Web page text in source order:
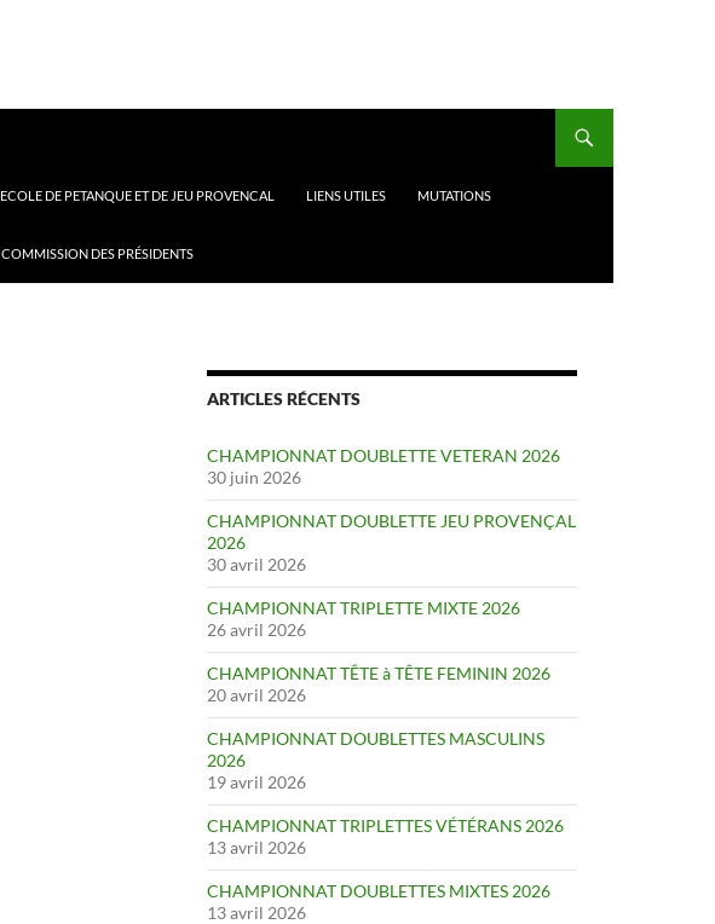
ECOLE DE PETANQUE ET DE JEU PROVENCAL LIENS UTILES MUTATIONS
COMMISSION DES PRÉSIDENTS
ARTICLES RÉCENTS
CHAMPIONNAT DOUBLETTE VETERAN 2026
30 juin 2026
CHAMPIONNAT DOUBLETTE JEU PROVENÇAL
2026
30 avril 2026
CHAMPIONNAT TRIPLETTE MIXTE 2026
26 avril 2026
CHAMPIONNAT TÊTE à TÊTE FEMININ 2026
20 avril 2026
CHAMPIONNAT DOUBLETTES MASCULINS
2026
19 avril 2026
CHAMPIONNAT TRIPLETTES VÉTÉRANS 2026
13 avril 2026
CHAMPIONNAT DOUBLETTES MIXTES 2026
13 avril 2026